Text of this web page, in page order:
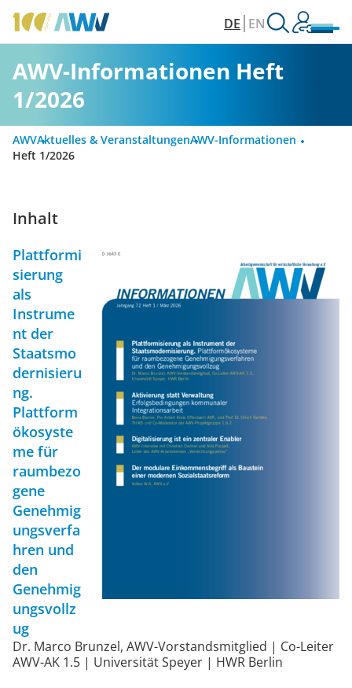
DE EN
AWV-Informationen Heft
1/2026
AWVAktuelles & VeranstaltungenAWV-Informationen
Heft 1/2026
Inhalt
Plattformi
sierung
als
Instrume
nt der
Staatsmo
dernisieru
ng.
Plattform
ökosyste
me für
raumbezo
gene
Genehmig
ungsverfa
hren und
den
Genehmig
ungsvollz
ug
Dr. Marco Brunzel, AWV-Vorstandsmitglied | Co-Leiter
AWV-AK 1.5 | Universität Speyer | HWR Berlin